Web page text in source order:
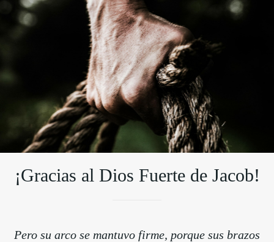
¡Gracias al Dios Fuerte de Jacob!
Pero su arco se mantuvo firme, porque sus brazos